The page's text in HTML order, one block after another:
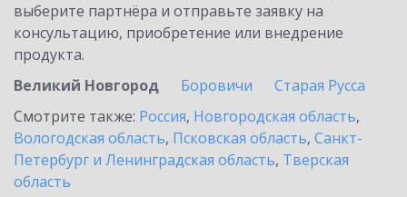
выберите партнёра и отправьте заявку на
консультацию, приобретение или внедрение
продукта.
Великий Новгород
Боровичи
Старая Русса
Смотрите также: Россия, Новгородская область,
Вологодская область, Псковская область, Санкт-
Петербург и Ленинградская область, Тверская
область